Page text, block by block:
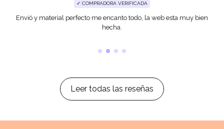
✓ COMPRADORA VERIFICADA
Envió y material perfecto me encanto todo, la web esta muy bien
hecha.
Leer todas las reseñas